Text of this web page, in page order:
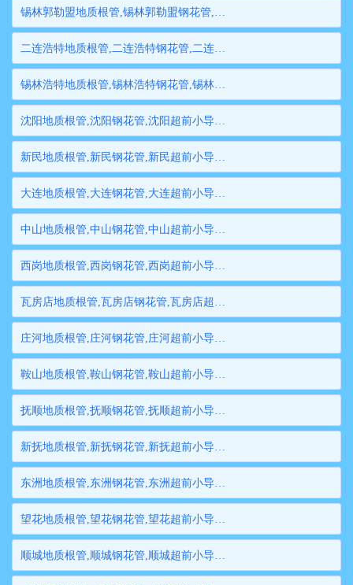
锡林郭勒盟地质根管,锡林郭勒盟钢花管,锡林郭勒盟超前小导管,锡林郭勒盟边坡支护管,锡林郭勒盟钢管桩,锡林郭勒盟隧道注浆管,锡林郭勒盟管棚管
二连浩特地质根管,二连浩特钢花管,二连浩特超前小导管,二连浩特边坡支护管,二连浩特钢管桩,二连浩特隧道注浆管,二连浩特管棚管
锡林浩特地质根管,锡林浩特钢花管,锡林浩特超前小导管,锡林浩特边坡支护管,锡林浩特钢管桩,锡林浩特隧道注浆管,锡林浩特管棚管
沈阳地质根管,沈阳钢花管,沈阳超前小导管,沈阳边坡支护管,沈阳钢管桩,沈阳隧道注浆管,沈阳管棚管
新民地质根管,新民钢花管,新民超前小导管,新民边坡支护管,新民钢管桩,新民隧道注浆管,新民管棚管
大连地质根管,大连钢花管,大连超前小导管,大连边坡支护管,大连钢管桩,大连隧道注浆管,大连管棚管
中山地质根管,中山钢花管,中山超前小导管,中山边坡支护管,中山钢管桩,中山隧道注浆管,中山管棚管
西岗地质根管,西岗钢花管,西岗超前小导管,西岗边坡支护管,西岗钢管桩,西岗隧道注浆管,西岗管棚管
瓦房店地质根管,瓦房店钢花管,瓦房店超前小导管,瓦房店边坡支护管,瓦房店钢管桩,瓦房店隧道注浆管,瓦房店管棚管
庄河地质根管,庄河钢花管,庄河超前小导管,庄河边坡支护管,庄河钢管桩,庄河隧道注浆管,庄河管棚管
鞍山地质根管,鞍山钢花管,鞍山超前小导管,鞍山边坡支护管,鞍山钢管桩,鞍山隧道注浆管,鞍山管棚管
抚顺地质根管,抚顺钢花管,抚顺超前小导管,抚顺边坡支护管,抚顺钢管桩,抚顺隧道注浆管,抚顺管棚管
新抚地质根管,新抚钢花管,新抚超前小导管,新抚边坡支护管,新抚钢管桩,新抚隧道注浆管,新抚管棚管
东洲地质根管,东洲钢花管,东洲超前小导管,东洲边坡支护管,东洲钢管桩,东洲隧道注浆管,东洲管棚管
望花地质根管,望花钢花管,望花超前小导管,望花边坡支护管,望花钢管桩,望花隧道注浆管,望花管棚管
顺城地质根管,顺城钢花管,顺城超前小导管,顺城边坡支护管,顺城钢管桩,顺城隧道注浆管,顺城管棚管